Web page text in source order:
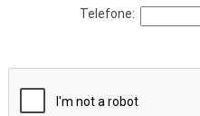
Telefone: